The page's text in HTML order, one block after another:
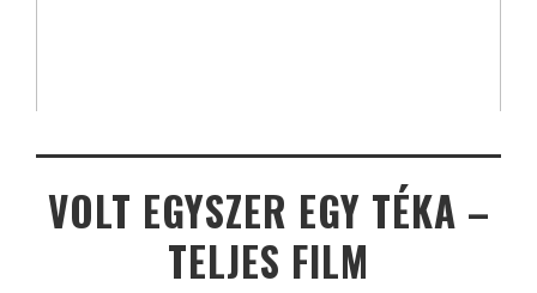
VOLT EGYSZER EGY TÉKA –
TELJES FILM